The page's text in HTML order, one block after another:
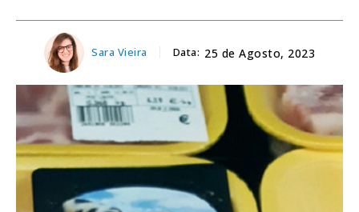
Sara Vieira Data: 25 de Agosto, 2023